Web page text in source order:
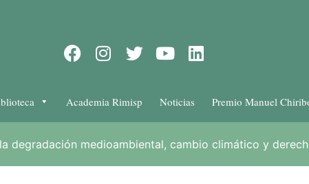
Academia Rimisp Noticias Premio Manuel
degradación medioambiental, cambio climático y